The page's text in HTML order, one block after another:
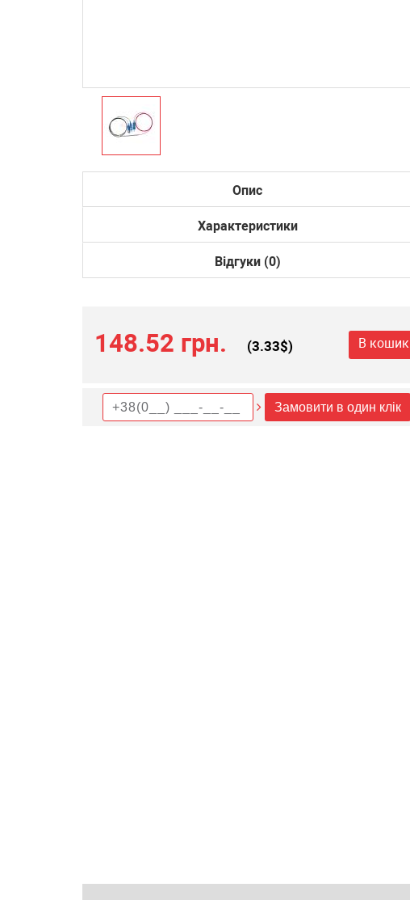
Опис
Характеристики
Відгуки (0)
148.52 грн. (3.33$) В кошик
Замовити в один клік